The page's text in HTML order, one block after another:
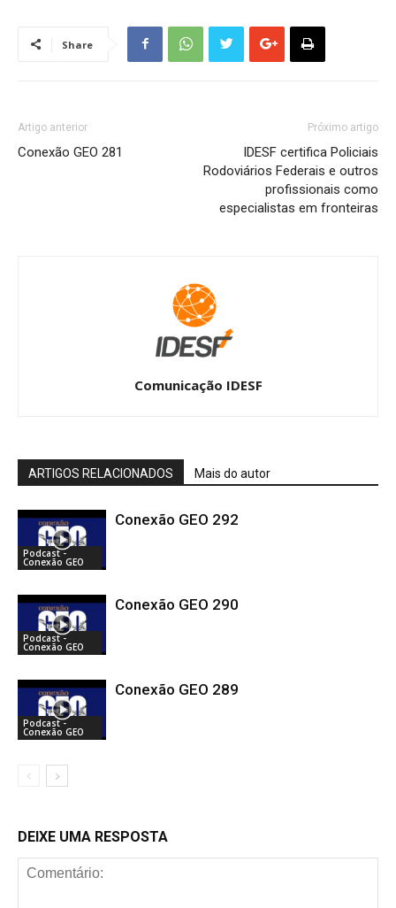
Share
Artigo anterior
Conexão GEO 281
Próximo artigo
IDESF certifica Policiais
Rodoviários Federais e outros
profissionais como
especialistas em fronteiras
Comunicação IDESF
ARTIGOS RELACIONADOS Mais do autor
Podcast -
Conexão GEO
Conexão GEO 292
Podcast -
Conexão GEO
Conexão GEO 290
Podcast -
Conexão GEO
Conexão GEO 289
DEIXE UMA RESPOSTA